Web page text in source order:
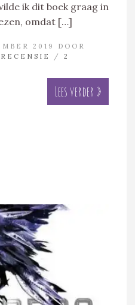
ik dit boek graag in
omdat […]
2019 DOOR
RECENSIE / 2
Lees verder »